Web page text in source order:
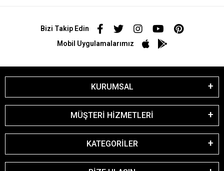
Bizi Takip Edin
Mobil Uygulamalarımız
KURUMSAL
MÜŞTERİ HİZMETLERİ
KATEGORİLER